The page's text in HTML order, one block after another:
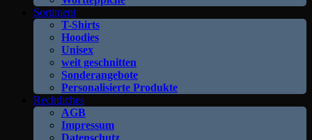
Sortiment
T-Shirts
Hoodies
Unisex
weit geschnitten
Sonderangebote
Personalisierte Produkte
Rechtliches
AGB
Impressum
Datenschutz